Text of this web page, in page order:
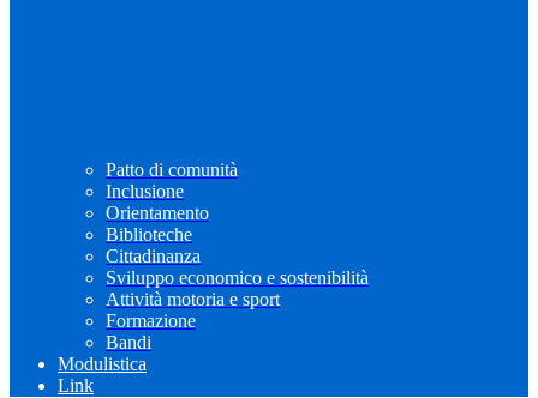
Patto di comunità
Inclusione
Orientamento
Biblioteche
Cittadinanza
Sviluppo economico e sostenibilità
Attività motoria e sport
Formazione
Bandi
Modulistica
Link